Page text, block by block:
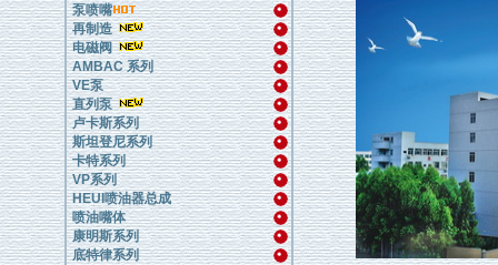
泵喷嘴
再制造
电磁阀
AMBAC 系列
VE泵
直列泵
卢卡斯系列
斯坦登尼系列
卡特系列
VP系列
HEUI喷油器总成
喷油嘴体
康明斯系列
底特律系列